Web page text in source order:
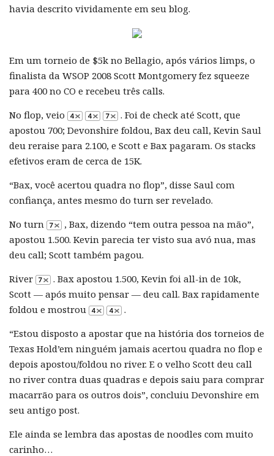
havia descrito vividamente em seu blog.
Em um torneio de $5k no Bellagio, após vários limps, o
finalista da WSOP 2008 Scott Montgomery fez squeeze
para 400 no CO e recebeu três calls.
No flop, veio
. Foi de check até Scott, que
apostou 700; Devonshire foldou, Bax deu call, Kevin Saul
deu reraise para 2.100, e Scott e Bax pagaram. Os stacks
efetivos eram de cerca de 15K.
“Bax, você acertou quadra no flop”, disse Saul com
confiança, antes mesmo do turn ser revelado.
No turn
, Bax, dizendo “tem outra pessoa na mão”,
apostou 1.500. Kevin parecia ter visto sua avó nua, mas
deu call; Scott também pagou.
River
. Bax apostou 1.500, Kevin foi all-in de 10k,
Scott — após muito pensar — deu call. Bax rapidamente
foldou e mostrou
.
“Estou disposto a apostar que na história dos torneios de
Texas Hold’em ninguém jamais acertou quadra no flop e
depois apostou/foldou no river. E o velho Scott deu call
no river contra duas quadras e depois saiu para comprar
macarrão para os outros dois”, concluiu Devonshire em
seu antigo post.
Ele ainda se lembra das apostas de noodles com muito
carinho…